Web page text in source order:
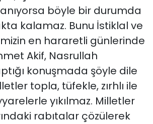
böyle bir durumda
kalamaz. Bunu İstiklal ve
en hararetli günlerinde
Akif, Nasrullah
konuşmada şöyle dile
topla, tüfekle, zırhlı ile
yıkılmaz. Milletler
rabıtalar çözülerek